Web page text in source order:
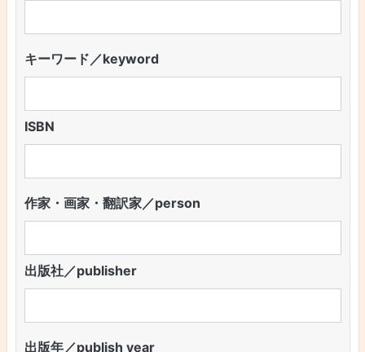
キーワード／keyword
ISBN
作家・画家・翻訳家／person
出版社／publisher
出版年／publish year